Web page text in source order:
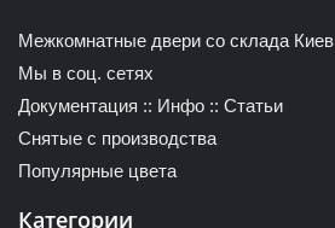
Межкомнатные двери со склада Киев
Мы в соц. сетях
Документация :: Инфо :: Статьи
Снятые с производства
Популярные цвета
Категории